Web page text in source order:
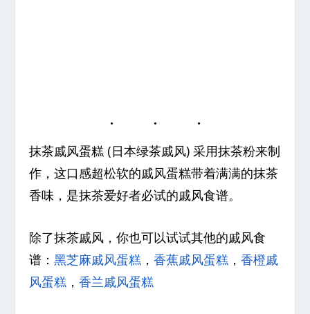
抹茶戚风蛋糕 (日本绿茶戚风) 采用抹茶粉来制
作，这口感超松软的戚风蛋糕带着满满的抹茶
香味，是抹茶爱好者必试的戚风食谱。
除了抹茶戚风，你也可以试试其他的戚风食
谱：黑芝麻戚风蛋糕 ，香蕉戚风蛋糕 ，香橙戚
风蛋糕 ，香兰戚风蛋糕